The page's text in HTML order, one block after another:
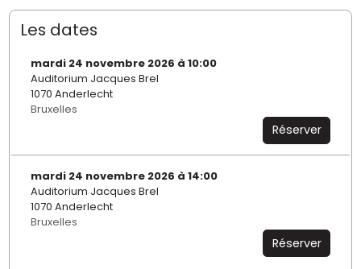
Les dates
mardi 24 novembre 2026 à 10:00
Auditorium Jacques Brel
1070 Anderlecht
Bruxelles
Réserver
mardi 24 novembre 2026 à 14:00
Auditorium Jacques Brel
1070 Anderlecht
Bruxelles
Réserver